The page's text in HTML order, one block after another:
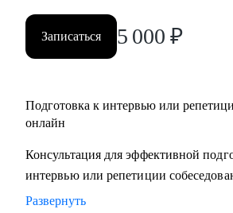
Записаться 5 000 ₽
Подготовка к интервью или
онлайн
Консультация для эффективной
интервью или репетиции
Развернуть